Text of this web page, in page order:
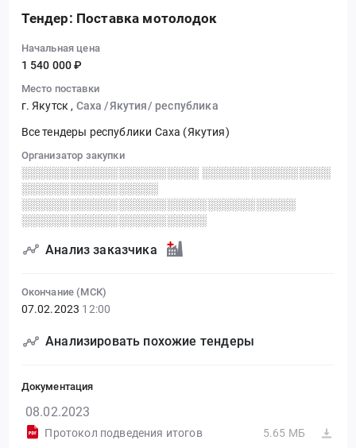
Тендер: Поставка мотолодок
Начальная цена
1 540 000 ₽
Место поставки
г. Якутск , Саха /Якутия/ республика
Все тендеры республики Саха (Якутия)
Организатор закупки
░░░░░░░░░░░░░░░░░░░░░░ ░░░░░░░░░░░░░░░░
░░░░░░░░░░░░░░░░░
░░░░░░░░░░░░░░░░░░░░░░░░░░░░░░░░░░
░░░░░░░░░░░░░░░░░░░░░░░
Анализ заказчика
Окончание (МСК)
07.02.2023 12:00
Анализировать похожие тендеры
Документация
08.02.2023
Протокол подведения итогов
5.65 МБ